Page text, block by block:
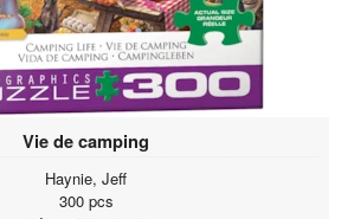
Vie de camping
Haynie, Jeff
300 pcs